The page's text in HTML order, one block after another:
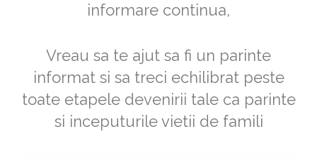
informare continua,
Vreau sa te ajut sa fi un parinte
informat si sa treci echilibrat peste
toate etapele devenirii tale ca parinte
si inceputurile vietii de famili